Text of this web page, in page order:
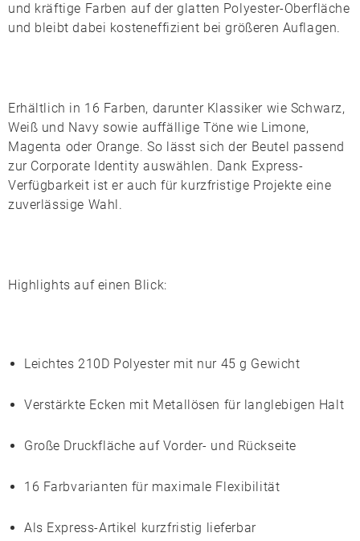
und kräftige Farben auf der glatten Polyester-Oberfläche
und bleibt dabei kosteneffizient bei größeren Auflagen.
Erhältlich in 16 Farben, darunter Klassiker wie Schwarz,
Weiß und Navy sowie auffällige Töne wie Limone,
Magenta oder Orange. So lässt sich der Beutel passend
zur Corporate Identity auswählen. Dank Express-
Verfügbarkeit ist er auch für kurzfristige Projekte eine
zuverlässige Wahl.
Highlights auf einen Blick:
Leichtes 210D Polyestermit nur 45 g Gewicht
Verstärkte Ecken mit Metallösen für langlebigen Halt
Große Druckfläche auf Vorder- und Rückseite
16 Farbvarianten für maximale Flexibilität
Als Express-Artikel kurzfristig lieferbar